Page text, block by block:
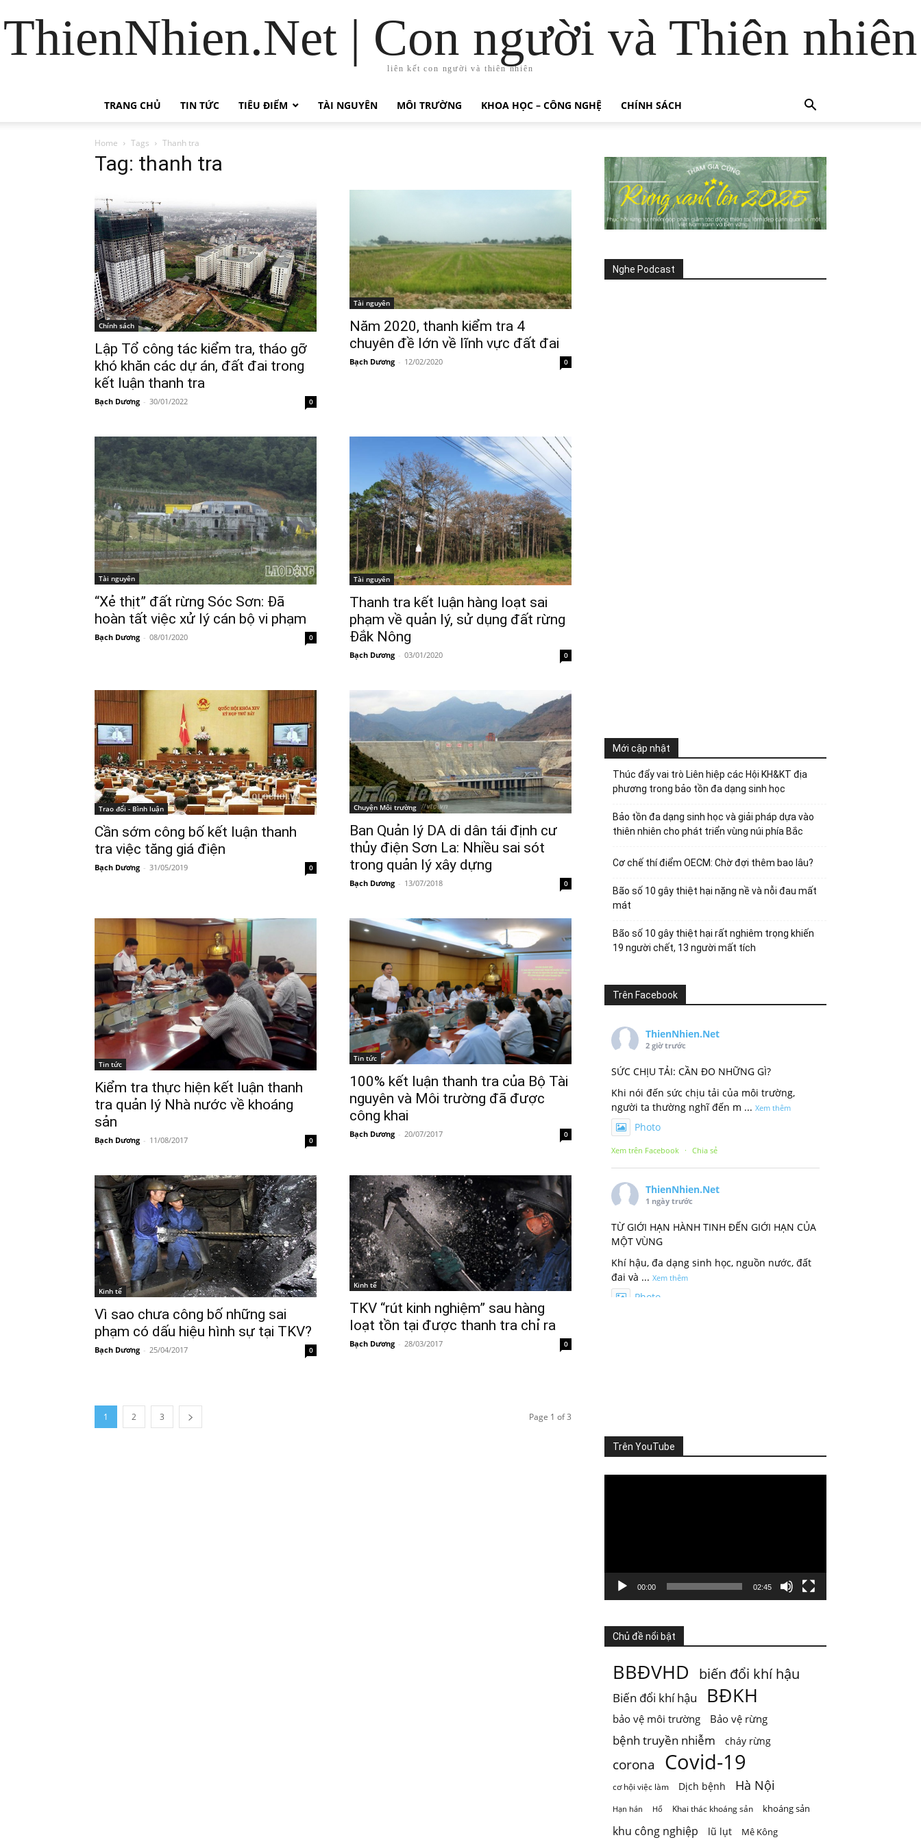
ThienNhien.Net | Con người và Thiên nhiên
liên kết con người và thiên nhiên
TRANG CHỦ TIN TỨC TIÊU ĐIỂM TÀI NGUYÊN MÔI TRƯỜNG KHOA HỌC – CÔNG NGHỆ CHÍNH SÁCH
Home Tags Thanh tra
Tag: thanh tra
Chính sách
Lập Tổ công tác kiểm tra, tháo gỡ
khó khăn các dự án, đất đai trong
kết luận thanh tra
Bạch Dương - 30/01/2022 0
Tài nguyên
Năm 2020, thanh kiểm tra 4
chuyên đề lớn về lĩnh vực đất đai
Bạch Dương - 12/02/2020 0
Tài nguyên
“Xẻ thịt” đất rừng Sóc Sơn: Đã
hoàn tất việc xử lý cán bộ vi phạm
Bạch Dương - 08/01/2020 0
Tài nguyên
Thanh tra kết luận hàng loạt sai
phạm về quản lý, sử dụng đất rừng
Đắk Nông
Bạch Dương - 03/01/2020 0
Trao đổi - Bình luận
Cần sớm công bố kết luận thanh
tra việc tăng giá điện
Bạch Dương - 31/05/2019 0
Chuyện Môi trường
Ban Quản lý DA di dân tái định cư
thủy điện Sơn La: Nhiều sai sót
trong quản lý xây dựng
Bạch Dương - 13/07/2018 0
Tin tức
Kiểm tra thực hiện kết luận thanh
tra quản lý Nhà nước về khoáng
sản
Bạch Dương - 11/08/2017 0
Tin tức
100% kết luận thanh tra của Bộ Tài
nguyên và Môi trường đã được
công khai
Bạch Dương - 20/07/2017 0
Kinh tế
Vì sao chưa công bố những sai
phạm có dấu hiệu hình sự tại TKV?
Bạch Dương - 25/04/2017 0
Kinh tế
TKV “rút kinh nghiệm” sau hàng
loạt tồn tại được thanh tra chỉ ra
Bạch Dương - 28/03/2017 0
1 2 3 Page 1 of 3
Nghe Podcast
Mới cập nhật
Thúc đẩy vai trò Liên hiệp các Hội KH&KT địa
phương trong bảo tồn đa dạng sinh học
Bảo tồn đa dạng sinh học và giải pháp dựa vào
thiên nhiên cho phát triển vùng núi phía Bắc
Cơ chế thí điểm OECM: Chờ đợi thêm bao lâu?
Bão số 10 gây thiệt hại nặng nề và nỗi đau mất
mát
Bão số 10 gây thiệt hại rất nghiêm trọng khiến
19 người chết, 13 người mất tích
Trên Facebook
ThienNhien.Net
2 giờ trước
SỨC CHỊU TẢI: CẦN ĐO NHỮNG GÌ?
Khi nói đến sức chịu tải của môi trường,
người ta thường nghĩ đến m ... Xem thêm
Photo
Xem trên Facebook · Chia sẻ
ThienNhien.Net
1 ngày trước
TỪ GIỚI HẠN HÀNH TINH ĐẾN GIỚI HẠN CỦA
MỘT VÙNG
Khí hậu, đa dạng sinh học, nguồn nước, đất
đai và ... Xem thêm
Photo
Photo
Xem trên Facebook · Chia sẻ
Nước từ sông được dùng cho sinh hoạt, tưới
ti ...Xem thêm
Xem trên Facebook · Chia sẻ
4 ngày trước
Mai Châu mùa em thơm nếp xôi
Chỉ một câu thơ của Quang Dũng cũng đủ để
đưa Mai Châu trở thành một
Trên YouTube
00:00 02:45
Chủ đề nổi bật
BBĐVHD biến đổi khí hậu
Biến đổi khí hậu BĐKH
bảo vệ môi trường Bảo vệ rừng
bệnh truyền nhiễm cháy rừng
corona Covid-19
cơ hội việc làm Dịch bệnh Hà Nội
Hạn hán Hổ Khai thác khoáng sản khoáng sản
khu công nghiệp lũ lụt Mê Kông